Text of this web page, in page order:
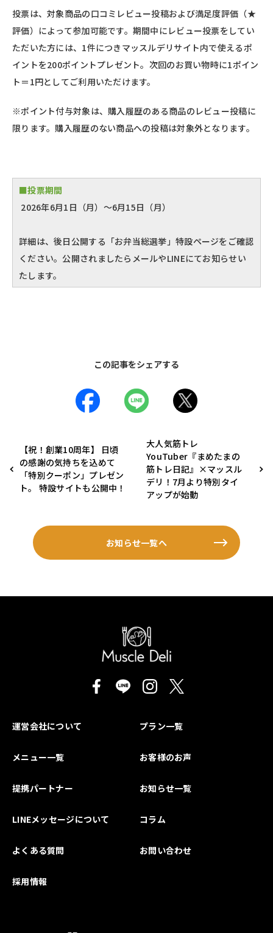
投票は、対象商品の口コミレビュー投稿および満足度評価（★
評価）によって参加可能です。期間中にレビュー投票をしてい
ただいた方には、1件につきマッスルデリサイト内で使えるポ
イントを200ポイントプレゼント。次回のお買い物時に1ポイン
ト＝1円としてご利用いただけます。
※ポイント付与対象は、購入履歴のある商品のレビュー投稿に
限ります。購入履歴のない商品への投稿は対象外となります。
■投票期間
2026年6月1日（月）〜6月15日（月）
詳細は、後日公開する「お弁当総選挙」特設ページをご確認
ください。公開されましたらメールやLINEにてお知らせい
たします。
この記事をシェアする
【祝！創業10周年】 日頃
の感謝の気持ちを込めて
「特別クーポン」プレゼン
ト。 特設サイトも公開中！
大人気筋トレ
YouTuber『まめたまの
筋トレ日記』×マッスル
デリ！7月より特別タイ
アップが始動
お知らせ一覧へ
運営会社について プラン一覧
メニュー一覧 お客様のお声
提携パートナー お知らせ一覧
LINEメッセージについて コラム
よくある質問 お問い合わせ
採用情報